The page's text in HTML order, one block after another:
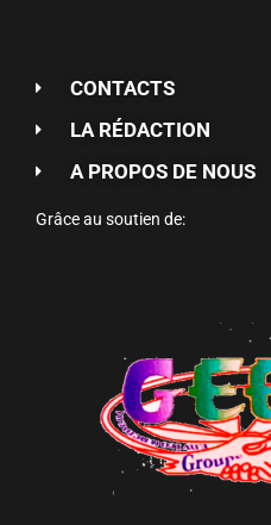
CONTACTS
LA RÉDACTION
A PROPOS DE NOUS
Grâce au soutien de: